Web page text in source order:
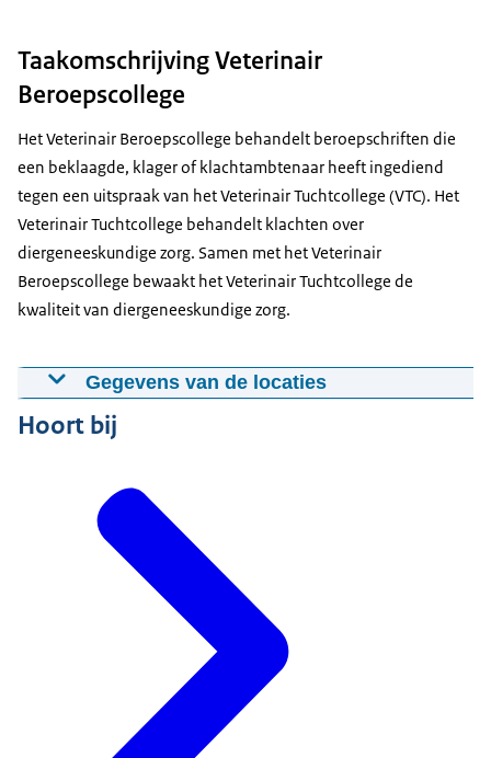
Taakomschrijving Veterinair
Beroepscollege
Het Veterinair Beroepscollege behandelt beroepschriften die
een beklaagde, klager of klachtambtenaar heeft ingediend
tegen een uitspraak van het Veterinair Tuchtcollege (VTC). Het
Veterinair Tuchtcollege behandelt klachten over
diergeneeskundige zorg. Samen met het Veterinair
Beroepscollege bewaakt het Veterinair Tuchtcollege de
kwaliteit van diergeneeskundige zorg.
Gegevens van de locaties
Hoort bij